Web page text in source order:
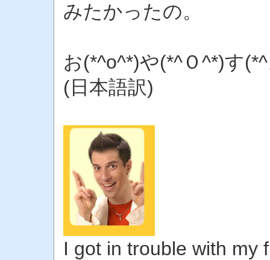
みたかったの。
お(*^o^*)や(*^Ｏ^*)す
(日本語訳)
I got in trouble with my